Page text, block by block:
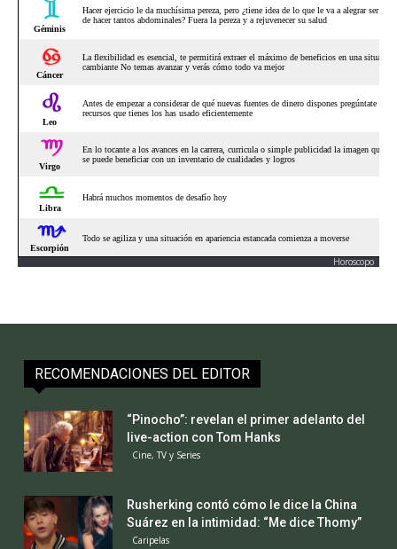
Horoscopo
RECOMENDACIONES DEL EDITOR
“Pinocho”: revelan el primer adelanto del
live-action con Tom Hanks
Cine, TV y Series
Rusherking contó cómo le dice la China
Suárez en la intimidad: “Me dice Thomy”
Caripelas